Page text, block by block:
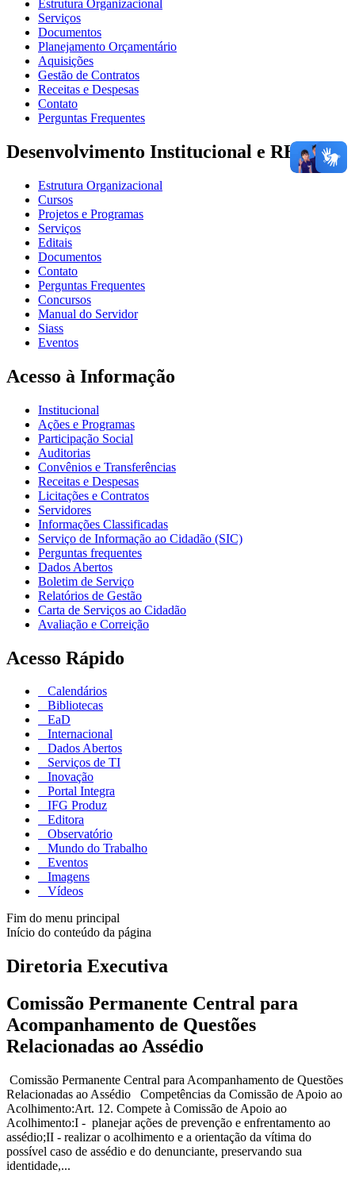
Estrutura Organizacional
Serviços
Documentos
Planejamento Orçamentário
Aquisições
Gestão de Contratos
Receitas e Despesas
Contato
Perguntas Frequentes
Desenvolvimento Institucional e RH
Estrutura Organizacional
Cursos
Projetos e Programas
Serviços
Editais
Documentos
Contato
Perguntas Frequentes
Concursos
Manual do Servidor
Siass
Eventos
Acesso à Informação
Institucional
Ações e Programas
Participação Social
Auditorias
Convênios e Transferências
Receitas e Despesas
Licitações e Contratos
Servidores
Informações Classificadas
Serviço de Informação ao Cidadão (SIC)
Perguntas frequentes
Dados Abertos
Boletim de Serviço
Relatórios de Gestão
Carta de Serviços ao Cidadão
Avaliação e Correição
Acesso Rápido
Calendários
Bibliotecas
EaD
Internacional
Dados Abertos
Serviços de TI
Inovação
Portal Integra
IFG Produz
Editora
Observatório
Mundo do Trabalho
Eventos
Imagens
Vídeos
Fim do menu principal
Início do conteúdo da página
Diretoria Executiva
Comissão Permanente Central para
Acompanhamento de Questões
Relacionadas ao Assédio
Comissão Permanente Central para Acompanhamento de Questões
Relacionadas ao Assédio Competências da Comissão de Apoio ao
Acolhimento:Art. 12. Compete à Comissão de Apoio ao
Acolhimento:I - planejar ações de prevenção e enfrentamento ao
assédio;II - realizar o acolhimento e a orientação da vítima do
possível caso de assédio e do denunciante, preservando sua
identidade,...